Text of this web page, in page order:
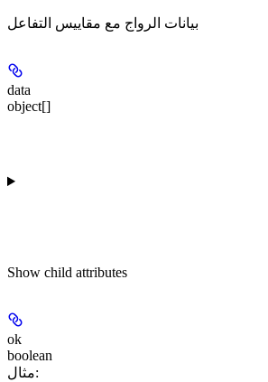
بيانات الرواج مع مقاييس التفاعل
data
object[]
Show child attributes
ok
boolean
مثال: